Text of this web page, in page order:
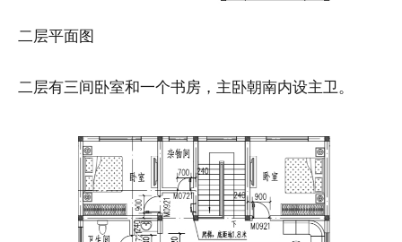
二层平面图
二层有三间卧室和一个书房，主卧朝南内设主卫。